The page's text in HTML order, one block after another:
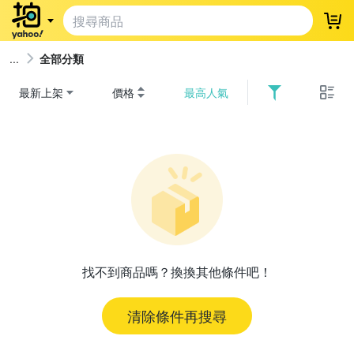
登
全部分類
最新上架 價格 最高人氣
找不到商品嗎？換換其他條件吧！
清除條件再搜尋